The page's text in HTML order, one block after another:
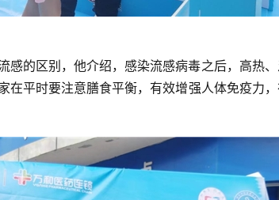
的区别，他介绍，感染流感病毒之后，高热
平时要注意膳食平衡，有效增强人体免疫力